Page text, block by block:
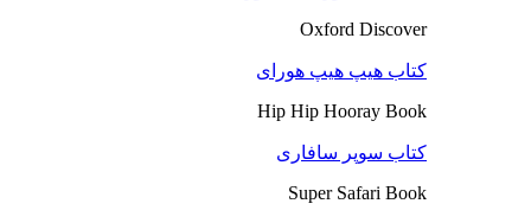
Oxford Discover
کتاب هیپ هیپ هورای
Hip Hip Hooray Book
کتاب سوپر سافاری
Super Safari Book